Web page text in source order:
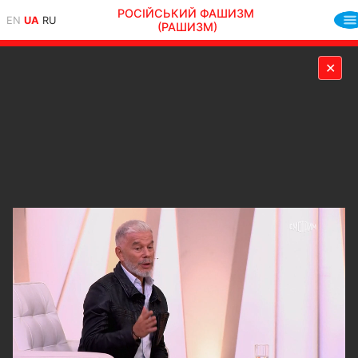
EN UA RU
РОСІЙСЬКИЙ ФАШИЗМ
(РАШИЗМ)
✕